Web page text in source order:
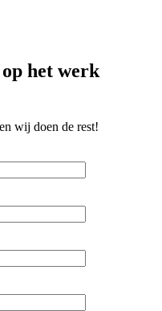
het werk
wij doen de rest!